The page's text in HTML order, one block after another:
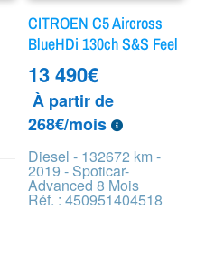
CITROEN C5 Aircross
BlueHDi 130ch S&S Feel
13 490€
À partir de
268€/mois
Diesel - 132672 km -
2019 - Spoticar-
Advanced 8 Mois
Réf. : 450951404518